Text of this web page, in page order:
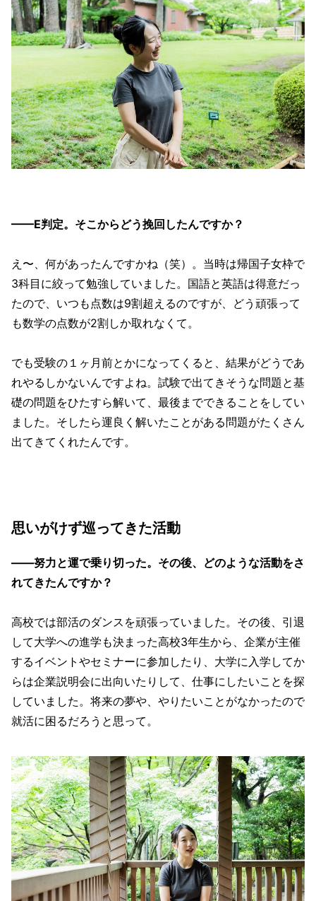
——E判定。そこからどう挽回したんですか？
え〜、何があったんですかね（笑）。当時は帰国子女枠で
3科目に絞って勉強していました。国語と英語は得意だっ
たので、いつも点数は9割超えるのですが、どう頑張って
も数学の点数が2割しか取れなくて。
でも受験の１ヶ月前とかになってくると、結果がどうであ
れやるしかないんですよね。試験で出てきそうな問題と基
礎の問題をひたすら解いて、最後までできることをしてい
ました。そしたら運良く解いたことがある問題がたくさん
出てきてくれたんです。
思いがけず巡ってきた活動
——努力と運で乗り切った。その後、どのような活動をさ
れてきたんですか？
高校では部活のダンスを頑張っていました。その後、引退
して大学への進学も決まった高校3年生から、企業が主催
するイベントやセミナーに参加したり、大学に入学してか
らは企業説明会に出向いたりして、仕事にしたいことを探
していました。将来の夢や、やりたいことがなかったので
就活に困るだろうと思って。